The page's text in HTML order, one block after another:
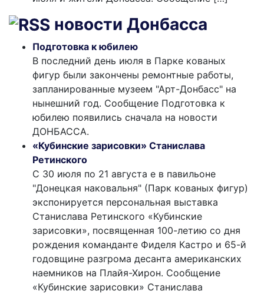
новости Донбасса
Подготовка к юбилею
В последний день июля в Парке кованых
фигур были закончены ремонтные работы,
запланированные музеем "Арт-Донбасс" на
нынешний год. Сообщение Подготовка к
юбилею появились сначала на новости
ДОНБАССА.
«Кубинские зарисовки» Станислава
Ретинского
С 30 июля по 21 августа е в павильоне
"Донецкая наковальня" (Парк кованых фигур)
экспонируется персональная выставка
Станислава Ретинского «Кубинские
зарисовки», посвященная 100-летию со дня
рождения команданте Фиделя Кастро и 65-й
годовщине разгрома десанта американских
наемников на Плайя-Хирон. Сообщение
«Кубинские зарисовки» Станислава